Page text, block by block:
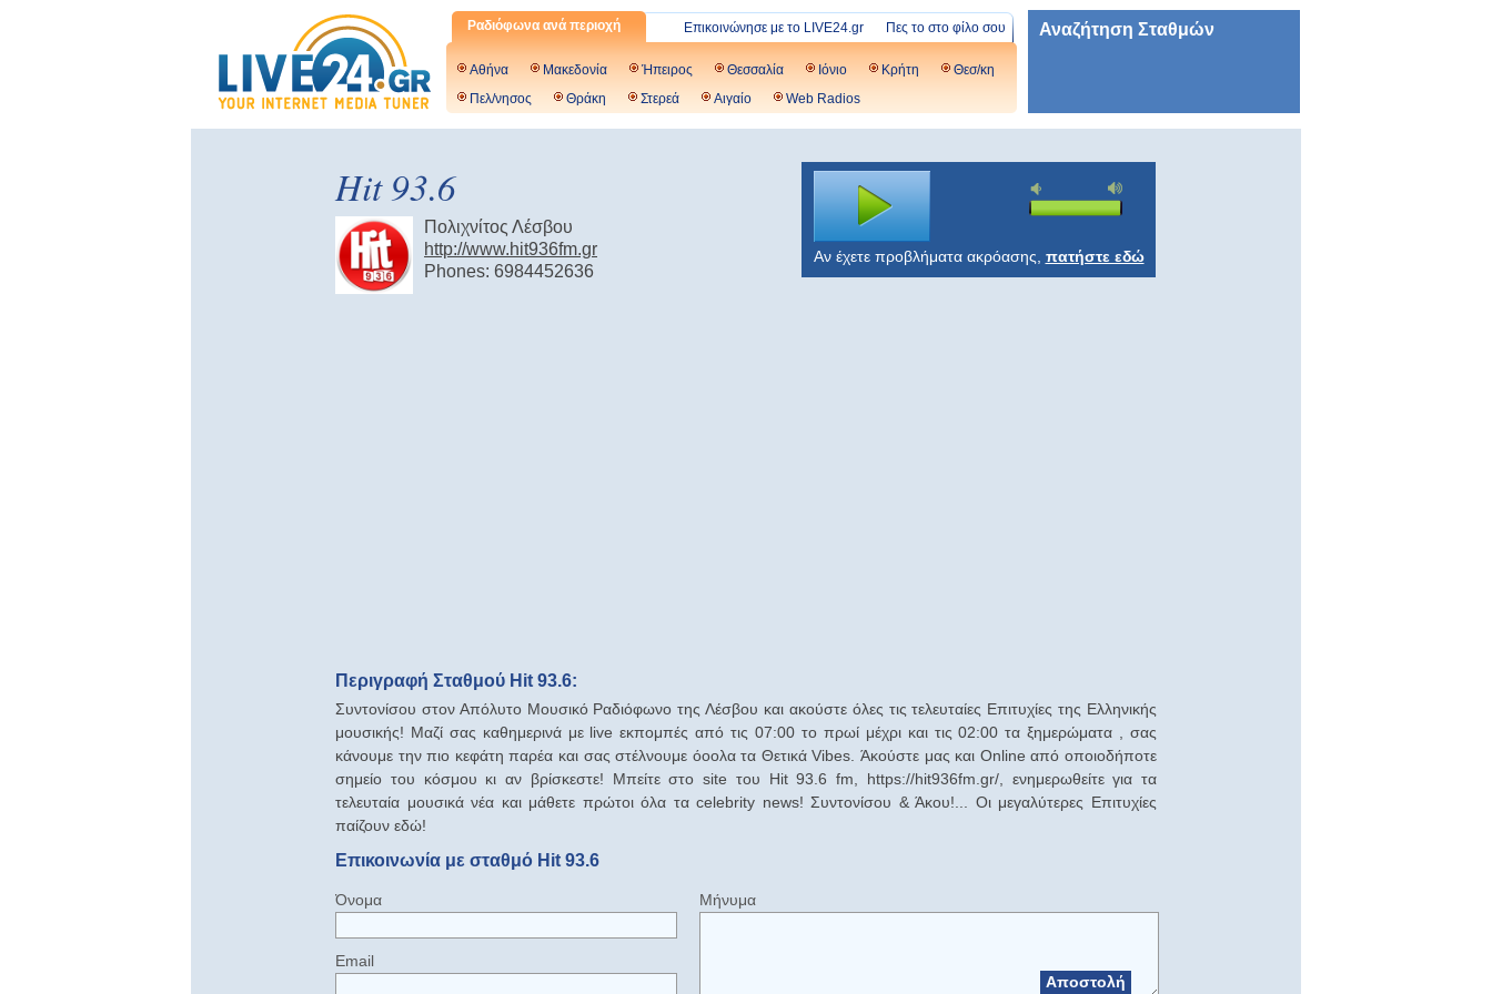
Ραδιόφωνα ανά περιοχή Πες το στο φίλο σου
Επικοινώνησε με το LIVE24.gr
Αθήνα Μακεδονία Ήπειρος Θεσσαλία Ιόνιο Κρήτη
Θεσ/κη
Πελ/νησος
Θράκη Στερεά Αιγαίο Web Radios
Αναζήτηση Σταθμών
Hit 93.6
Πολιχνίτος Λέσβου
http://www.hit936fm.gr
Phones: 6984452636
Αν έχετε προβλήματα ακρόασης, πατήστε εδώ
Περιγραφή Σταθμού Hit 93.6:
Συντονίσου στον Απόλυτο Μουσικό Ραδιόφωνο της Λέσβου και ακούστε όλες τις τελευταίες Επιτυχίες της Ελληνικής
μουσικής! Μαζί σας καθημερινά με live εκπομπές από τις 07:00 το πρωί μέχρι και τις 02:00 τα ξημερώματα , σας
κάνουμε την πιο κεφάτη παρέα και σας στέλνουμε όοολα τα Θετικά Vibes. Άκούστε μας και Online από οποιοδήποτε
σημείο του κόσμου κι αν βρίσκεστε! Μπείτε στο site του Hit 93.6 fm, https://hit936fm.gr/, ενημερωθείτε για τα
τελευταία μουσικά νέα και μάθετε πρώτοι όλα τα celebrity news! Συντονίσου & Άκου!... Οι μεγαλύτερες Επιτυχίες
παίζουν εδώ!
Επικοινωνία με σταθμό Hit 93.6
Όνομα
Email
Μήνυμα
Αποστολή